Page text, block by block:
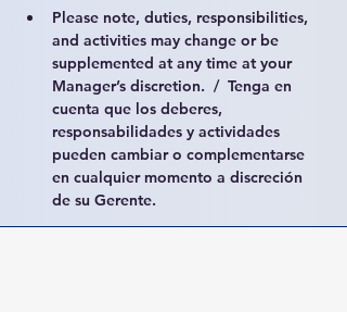
Please note, duties, responsibilities,
and activities may change or be
supplemented at any time at your
Manager’s discretion.  /  Tenga en
cuenta que los deberes,
responsabilidades y actividades
pueden cambiar o complementarse
en cualquier momento a discreción
de su Gerente.